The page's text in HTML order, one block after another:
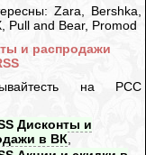
Zara, Bershka,
Pull and Bear, Promod
и распродажи
на РСС
Дисконты и
в ВК